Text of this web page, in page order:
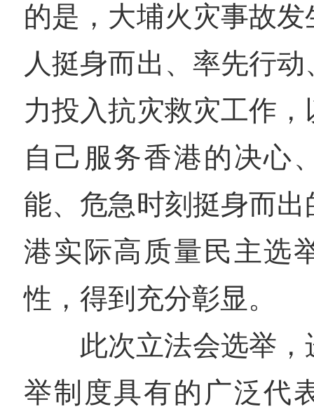
的是，大埔火灾事故
人挺身而出、率先行
力投入抗灾救灾工作
自己服务香港的决心
能、危急时刻挺身而
港实际高质量民主选
性，得到充分彰显。
此次立法会选举
举制度具有的广泛代